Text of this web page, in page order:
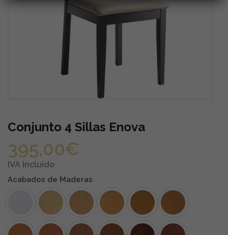
Conjunto 4 Sillas Enova
395,00€
IVA Incluido
Acabados de Maderas